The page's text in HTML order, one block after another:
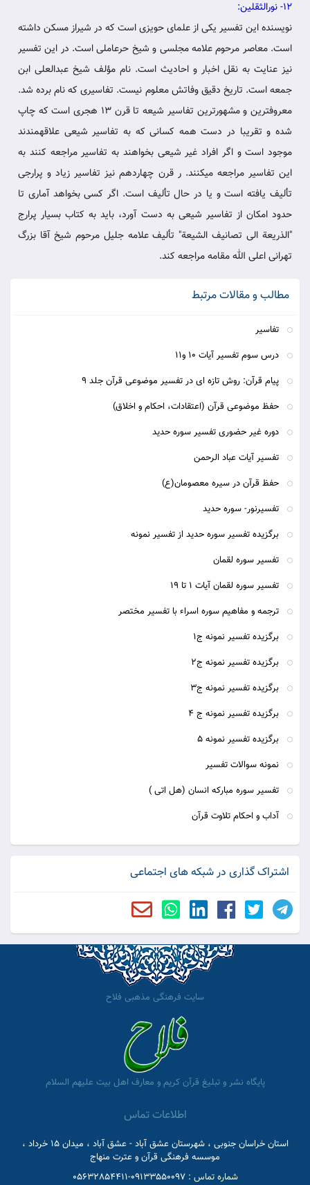
12- نورالثقلین:
نویسنده این تفسیر یکی از علمای حویزی است که در شیراز مسکن داشته
است. معاصر مرحوم علامه مجلسی و شیخ حرعاملی است. در این‏ تفسیر
نیز عنایت به نقل اخبار و احادیث است. نام مؤلف شیخ عبدالعلی‏ ابن
جمعه است. تاریخ دقیق وفاتش معلوم نیست. تفاسیری که نام برده شد.
معروفترین و مشهورترین تفاسیر شیعه تا قرن 13 هجری است که چاپ
شده و تقریبا در دست همه کسانی که به تفاسیر شیعی‏ علاقه‏مندند
موجود است و اگر افراد غیر شیعی بخواهند به تفاسیر مراجعه کنند به
این‏ تفاسیر مراجعه می‏کنند. ر قرن چهاردهم نیز تفاسیر زیاد و پرارجی
تألیف‏ یافته است و یا در حال تألیف است. اگر کسی بخواهد آماری تا
حدود امکان از تفاسیر شیعی به دست آورد، باید به کتاب بسیار پرارج
"الذریعة الی تصانیف الشیعة" تألیف علامه‏ جلیل مرحوم شیخ آقا بزرگ
تهرانی اعلی الله مقامه مراجعه کند.
مطالب و مقالات مرتبط
تفاسیر
درس سوم تفسیر آیات 10 و11
پيام قرآن: روش تازه ای در تفسير موضوعی قرآن جلد 9
حفظ موضوعی قرآن (اعتقادات، احکام و اخلاق)
دوره غیر حضوری تفسیر سوره حدید
تفسیر آیات عباد الرحمن
حفظ قرآن در سیره معصومان(ع)
تفسیرنور- سوره حدید
برگزیده تفسیر سوره حدید از تفسیر نمونه
تفسیر سوره لقمان
تفسیر سوره لقمان آیات 1 تا 19
ترجمه و مفاهیم سوره اسراء با تفسیر مختصر
برگزیده تفسیر نمونه ج1
برگزیده تفسیر نمونه ج2
برگزیده تفسیر نمونه ج3
برگزیده تفسیر نمونه ج 4
برگزیده تفسیر نمونه 5
نمونه سوالات تفسیر
تفسیر سوره مبارکه انسان (هل اتی )
آداب و احکام تلاوت قرآن
اشتراک گذاری در شبکه های اجتماعی
سایت فرهنگی مذهبی فلاح
پایگاه نشر و تبلیغ قرآن کریم و معارف اهل بیت علیهم السلام
اطلاعات تماس
استان خراسان جنوبی ، شهرستان عشق آباد - عشق آباد ، میدان 15 خرداد ،
موسسه فرهنگی قرآن و عترت منهاج
شماره تماس :09133550097-05632854411